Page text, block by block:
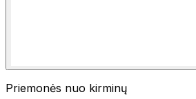
Priemonės nuo kirminų